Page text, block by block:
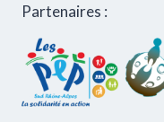
Partenaires :